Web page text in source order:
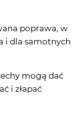
poprawa, w
i dla samotnych
mogą dać
i złapać